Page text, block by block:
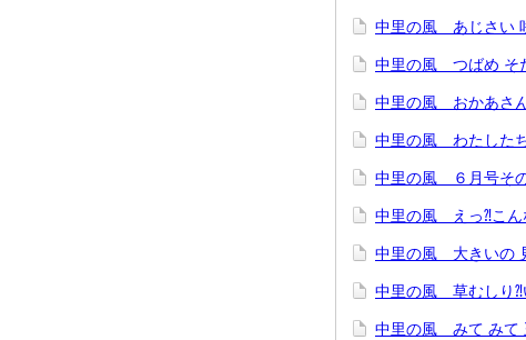
中里の風 あじさい
中里の風 つばめ そ
中里の風 おかあさ
中里の風 わたした
中里の風 ６月号そ
中里の風 えっ⁈こん
中里の風 大きいの
中里の風 草むしり⁈
中里の風 みて みて